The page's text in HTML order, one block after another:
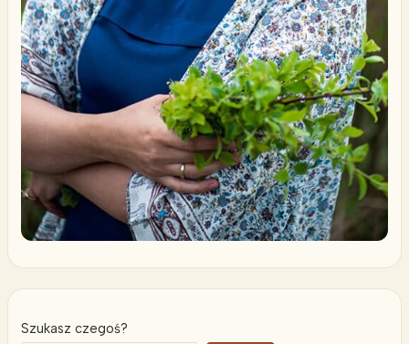
Szukasz czegoś?